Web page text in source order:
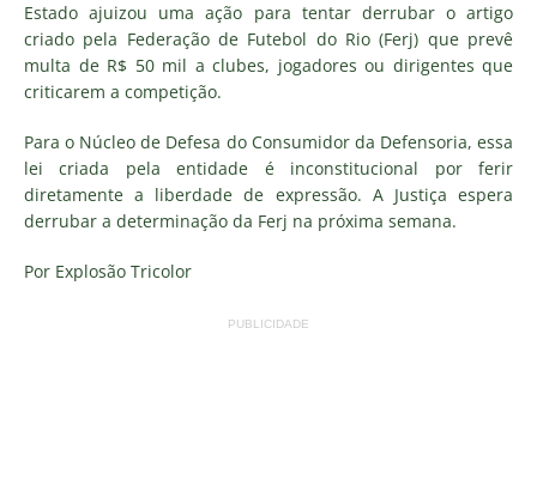
Estado ajuizou uma ação para tentar derrubar o artigo
criado pela Federação de Futebol do Rio (Ferj) que prevê
multa de R$ 50 mil a clubes, jogadores ou dirigentes que
criticarem a competição.
Para o Núcleo de Defesa do Consumidor da Defensoria, essa
lei criada pela entidade é inconstitucional por ferir
diretamente a liberdade de expressão. A Justiça espera
derrubar a determinação da Ferj na próxima semana.
Por Explosão Tricolor
PUBLICIDADE